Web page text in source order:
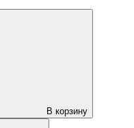
В корзину